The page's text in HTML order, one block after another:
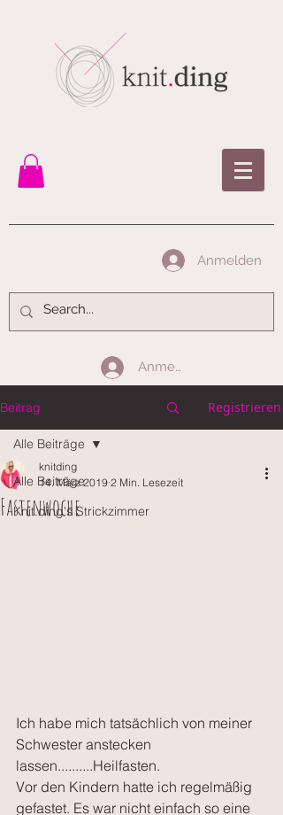
Anmelden
Anmelden
Beitrag Registrieren
Alle Beiträge
Knit.ding's Strickzimmer
Alle Beiträge
Fastenwoche
knitding
14. März 2019 2 Min. Lesezeit
Ich habe mich tatsächlich von meiner
Schwester anstecken
lassen..........Heilfasten.
Vor den Kindern hatte ich regelmäßig
gefastet. Es war nicht einfach so eine